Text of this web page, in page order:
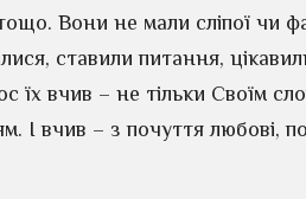
Вони не мали сліпої чи
ставили питання,
їх вчив – не тільки Своїм
І вчив – з почуття любові,